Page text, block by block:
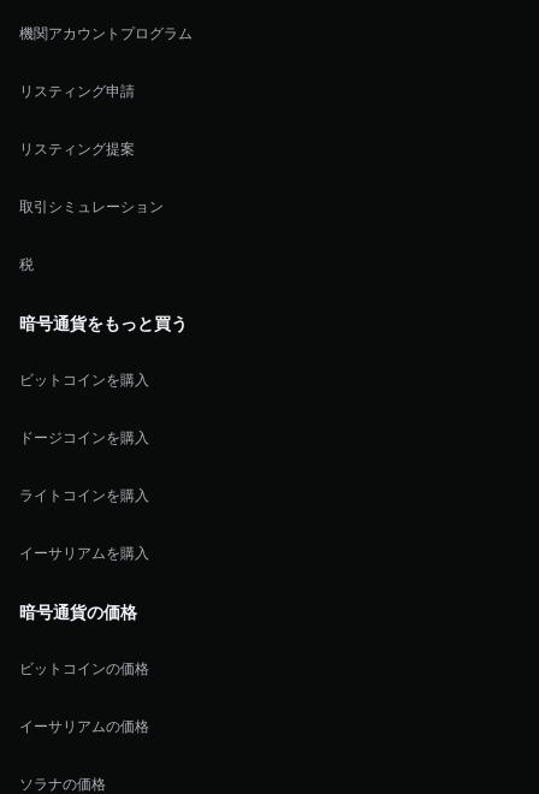
機関アカウントプログラム
リスティング申請
リスティング提案
取引シミュレーション
税
暗号通貨をもっと買う
ビットコインを購入
ドージコインを購入
ライトコインを購入
イーサリアムを購入
暗号通貨の価格
ビットコインの価格
イーサリアムの価格
ソラナの価格